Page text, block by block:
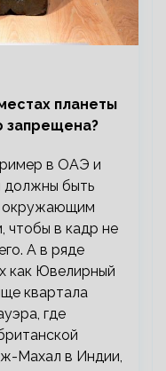
планеты
запрещена?
в ОАЭ и
должны быть
окружающим
чтобы в кадр не
А в ряде
как Ювелирный
квартала
где
Махал в Индии,